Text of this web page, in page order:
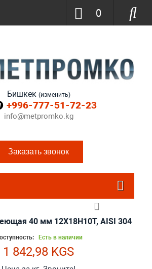
Бишкек (изменить)
+996-777-51-72-23
info@metpromko.kg
Заказать звонок
0
40 мм 12Х18Н10Т, AISI 304
Есть в наличии
1 842,98 KGS